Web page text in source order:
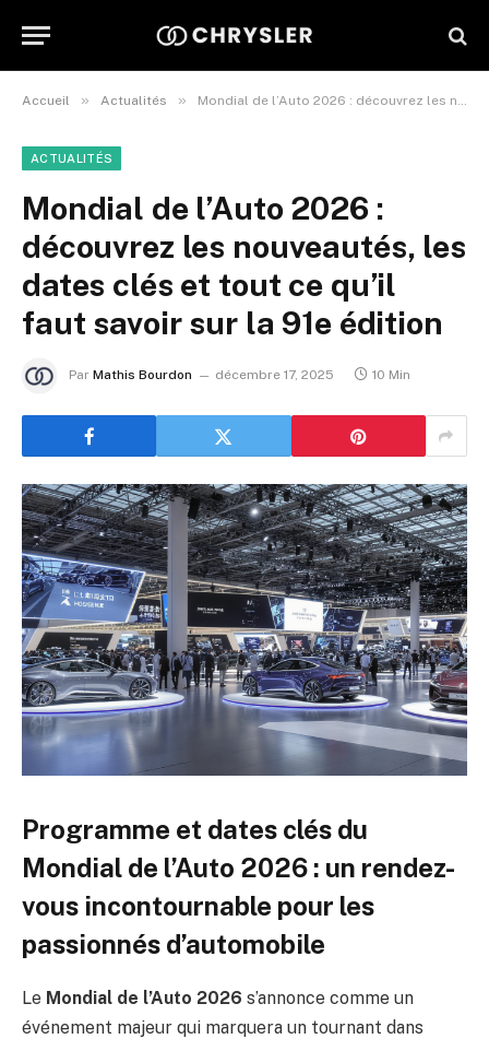
Accueil » Actualités » Mondial de l’Auto 2026 : découvrez les nouveautés, les dates clés et tout ce qu’il faut savoir sur la 91e édition
ACTUALITÉS
Mondial de l’Auto 2026 :
découvrez les nouveautés, les
dates clés et tout ce qu’il
faut savoir sur la 91e édition
Par Mathis Bourdon décembre 17, 2025 10 Min
Programme et dates clés du
Mondial de l’Auto 2026 : un rendez-
vous incontournable pour les
passionnés d’automobile
Le Mondial de l’Auto 2026 s’annonce comme un
événement majeur qui marquera un tournant dans